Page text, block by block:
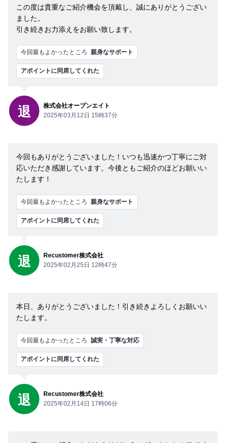
この度は貴重なご紹介機会を頂戴し、誠にありがとうござい
ました。
引き続きお力添えをお願い致します。
今回最もよかったところ 親身なサポート
アポイントに同席してくれた
退
株式会社オープンエイト
2025年03月12日 15時37分
今回もありがとうございました！いつも迅速かつ丁寧にご対
応いただき感謝しています。今後ともご紹介のほどお願いい
たします！
今回最もよかったところ 親身なサポート
アポイントに同席してくれた
退
Recustomer株式会社
2025年02月25日 12時47分
本日、ありがとうございました！引き続きよろしくお願いい
たします。
今回最もよかったところ 誠実・丁寧な対応
アポイントに同席してくれた
退
Recustomer株式会社
2025年02月14日 17時06分